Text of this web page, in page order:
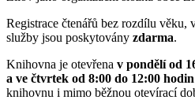
Registrace čtenářů bez rozdílu
služby jsou poskytovány zdarma.
Knihovna je otevřena v pondělí od
a ve čtvrtek od 8:00 do 12:00 hodin
knihovnu i mimo běžnou otevírací